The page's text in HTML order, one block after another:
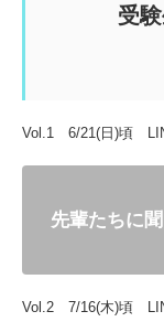
受
Vol.1 6/21(日)頃
先輩たちに
Vol.2 7/16(木)頃